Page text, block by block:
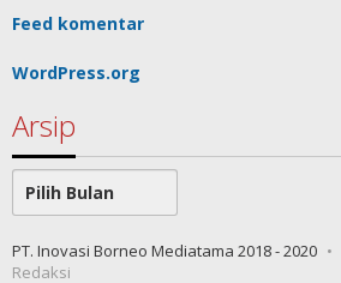
Feed komentar
WordPress.org
Arsip
Arsip
PT. Inovasi Borneo Mediatama 2018 - 2020
Redaksi